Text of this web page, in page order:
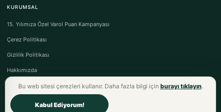
KURUMSAL
15. Yılımıza Özel Varol Puan Kampanyası
Çerez Politikası
Gizlilik Politikası
Hakkımızda
Bu web sitesi çerezleri kullanır. Daha fazla bilgi için burayı tıklayın.
Kabul Ediyorum!